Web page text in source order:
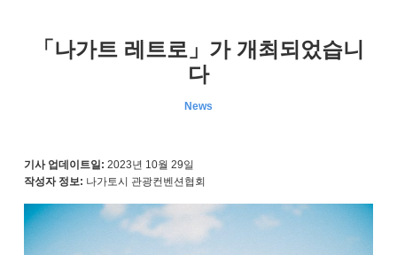
「나가트 레트로」가 개최되었습니
다
News
기사 업데이트일: 2023년 10월 29일
작성자 정보: 나가토시 관광컨벤션협회